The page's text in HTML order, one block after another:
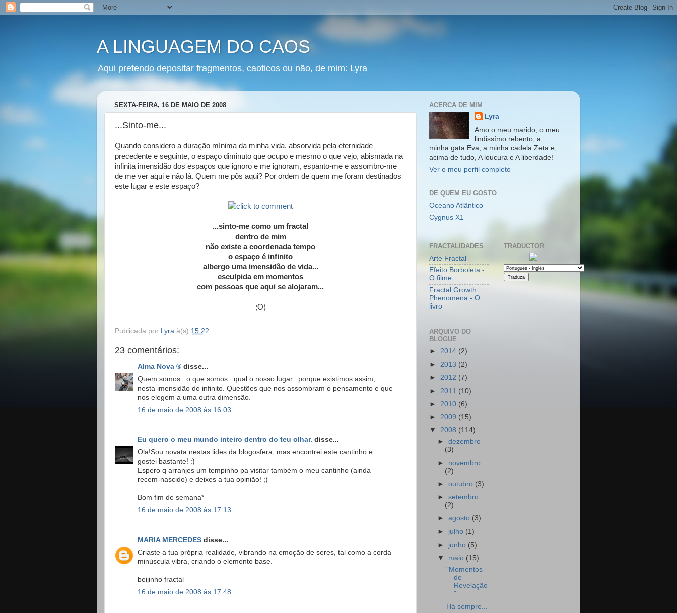
A LINGUAGEM DO CAOS
Aqui pretendo depositar fragmentos, caoticos ou não, de mim: Lyra
SEXTA-FEIRA, 16 DE MAIO DE 2008
...Sinto-me...
Quando considero a duração mínima da minha vida, absorvida pela eternidade
precedente e seguinte, o espaço diminuto que ocupo e mesmo o que vejo, abismada na
infinita imensidão dos espaços que ignoro e me ignoram, espanto-me e assombro-me
de me ver aqui e não lá. Quem me pôs aqui? Por ordem de quem me foram destinados
este lugar e este espaço?
...sinto-me como um fractal
dentro de mim
não existe a coordenada tempo
o espaço é infinito
albergo uma imensidão de vida...
esculpida em momentos
com pessoas que aqui se alojaram...
;O)
Publicada por Lyra à(s) 15:22
23 comentários:
Alma Nova ® disse...
Quem somos...o que somos...qual o nosso lugar...porque existimos assim,
nesta imensidão do infinito. Questões que nos assombram o pensamento e que
nos elegem a uma outra dimensão.
16 de maio de 2008 às 16:03
Eu quero o meu mundo inteiro dentro do teu olhar. disse...
Ola!Sou novata nestas lides da blogosfera, mas encontrei este cantinho e
gostei bastante! :)
Espero q arranjes um tempinho pa visitar também o meu cantinho (ainda
recem-nascido) e deixes a tua opinião! ;)
Bom fim de semana*
16 de maio de 2008 às 17:13
MARIA MERCEDES disse...
Criaste a tua própria realidade, vibrando na emoção de seres, tal como a corda
minúscula vibra, criando o elemento base.
beijinho fractal
16 de maio de 2008 às 17:48
ACERCA DE MIM
Lyra
Amo o meu marido, o meu
lindissímo rebento, a
minha gata Eva, a minha cadela Zeta e,
acima de tudo, A loucura e A liberdade!
Ver o meu perfil completo
DE QUEM EU GOSTO
Oceano Atlântico
Cygnus X1
FRACTALIDADES
Arte Fractal
Efeito Borboleta -
O filme
Fractal Growth
Phenomena - O
livro
ARQUIVO DO
BLOGUE
► 2014 (2)
► 2013 (2)
► 2012 (7)
► 2011 (10)
► 2010 (6)
► 2009 (15)
▼ 2008 (114)
►dezembro
(3)
► novembro
(2)
►outubro (3)
►setembro
(2)
►agosto (3)
► julho (1)
► junho (5)
▼ maio (15)
"Momentos
de
Revelação
"
Há sempre...
TRADUCTOR